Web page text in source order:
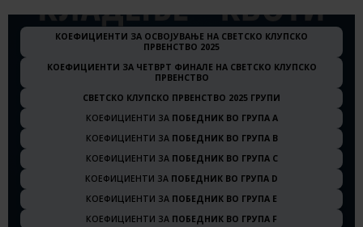
КОЕФИЦИЕНТИ ЗА ОСВОЈУВАЊЕ НА СВЕТСКО КЛУПСКО
ПРВЕНСТВО 2025
КОЕФИЦИЕНТИ ЗА ЧЕТВРТ ФИНАЛЕ НА СВЕТСКО КЛУПСКО
ПРВЕНСТВО
СВЕТСКО КЛУПСКО ПРВЕНСТВО 2025 ГРУПИ
КОЕФИЦИЕНТИ ЗА ПОБЕДНИК ВО ГРУПА A
КОЕФИЦИЕНТИ ЗА ПОБЕДНИК ВО ГРУПА B
КОЕФИЦИЕНТИ ЗА ПОБЕДНИК ВО ГРУПА C
КОЕФИЦИЕНТИ ЗА ПОБЕДНИК ВО ГРУПА D
КОЕФИЦИЕНТИ ЗА ПОБЕДНИК ВО ГРУПА E
КОЕФИЦИЕНТИ ЗА ПОБЕДНИК ВО ГРУПА F